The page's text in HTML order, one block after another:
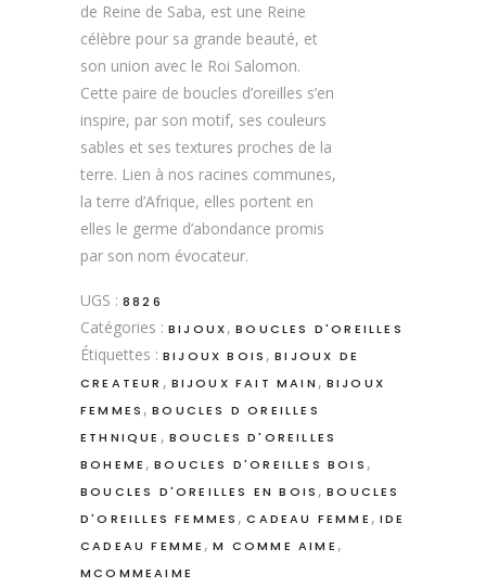
de Reine de Saba, est une Reine
célèbre pour sa grande beauté, et
son union avec le Roi Salomon.
Cette paire de boucles d’oreilles s’en
inspire, par son motif, ses couleurs
sables et ses textures proches de la
terre. Lien à nos racines communes,
la terre d’Afrique, elles portent en
elles le germe d’abondance promis
par son nom évocateur.
UGS : 8826
Catégories : BIJOUX,BOUCLES D'OREILLES
Étiquettes : BIJOUX BOIS ,BIJOUX DE
CREATEUR , BIJOUX FAIT MAIN , BIJOUX
FEMMES ,BOUCLES D OREILLES
ETHNIQUE , BOUCLES D'OREILLES
BOHEME ,BOUCLES D'OREILLES BOIS ,
BOUCLES D'OREILLES EN BOIS ,BOUCLES
D'OREILLES FEMMES ,CADEAU FEMME , IDE
CADEAU FEMME ,M COMME AIME ,
MCOMMEAIME